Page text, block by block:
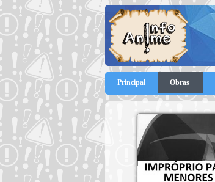
Principal Obras